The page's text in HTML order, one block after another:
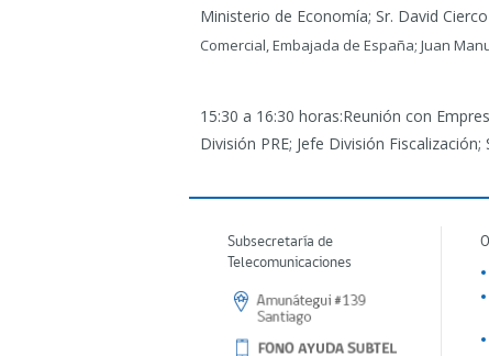
Ministerio de Economía; Sr. David
Comercial, Embajada de España; Juan
15:30 a 16:30 horas:Reunión con
División PRE; Jefe División
Subsecretaría de
Telecomunicaciones